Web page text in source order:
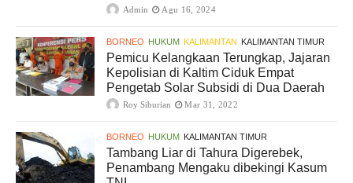
Admin Agu 16, 2024
BORNEO HUKUM KALIMANTAN KALIMANTAN TIMUR
Pemicu Kelangkaan Terungkap, Jajaran
Kepolisian di Kaltim Ciduk Empat
Pengetab Solar Subsidi di Dua Daerah
Roy Siburian Mar 31, 2022
BORNEO HUKUM KALIMANTAN TIMUR
Tambang Liar di Tahura Digerebek,
Penambang Mengaku dibekingi Kasum